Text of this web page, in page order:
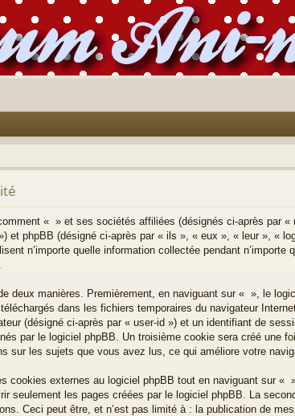
« » et ses sociétés affiliées (désignés ci-après par
et phpBB (désigné ci-après par « ils », « eux », « leur », «
n’importe quelle information collectée pendant n’importe
deux manières. Premièrement, en naviguant sur « », le
dans les fichiers temporaires du navigateur
(désigné ci-après par « user-id ») et un identifiant de
par le logiciel phpBB. Un troisième cookie sera créé une
sur les sujets que vous avez lus, ce qui améliore votre
cookies externes au logiciel phpBB tout en naviguant sur «
seulement les pages créées par le logiciel phpBB. La
Ceci peut être, et n’est pas limité à : la publication de